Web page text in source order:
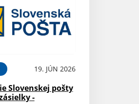
19. JÚN 2026
Slovenskej pošty
-